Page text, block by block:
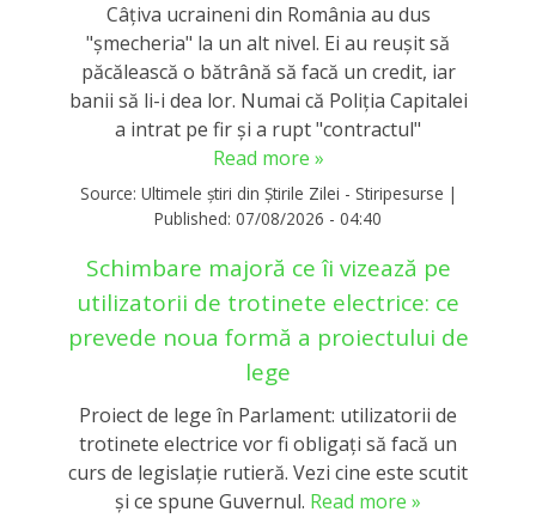
Câțiva ucraineni din România au dus
"șmecheria" la un alt nivel. Ei au reușit să
păcălească o bătrână să facă un credit, iar
banii să li-i dea lor. Numai că Poliția Capitalei
a intrat pe fir și a rupt "contractul"
Read more »
Source: Ultimele știri din Știrile Zilei - Stiripesurse |
Published: 07/08/2026 - 04:40
Schimbare majoră ce îi vizează pe
utilizatorii de trotinete electrice: ce
prevede noua formă a proiectului de
lege
Proiect de lege în Parlament: utilizatorii de
trotinete electrice vor fi obligați să facă un
curs de legislație rutieră. Vezi cine este scutit
și ce spune Guvernul. Read more »